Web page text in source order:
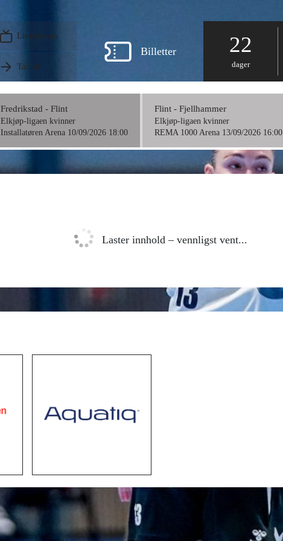
Livestream
Tabell
Billetter 22
dager
Fredrikstad - Flint
Elkjøp-ligaen kvinner
Installatøren Arena 10/09/2026 18:00
Flint - Fjellhammer
Elkjøp-ligaen kvinner
REMA 1000 Arena 13/09/2026 16:00
Laster innhold – vennligst vent...